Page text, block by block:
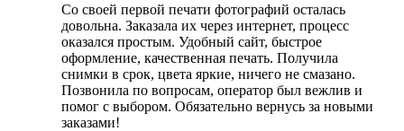
Со своей первой печати фотографий осталась
довольна. Заказала их через интернет, процесс
оказался простым. Удобный сайт, быстрое
оформление, качественная печать. Получила
снимки в срок, цвета яркие, ничего не смазано.
Позвонила по вопросам, оператор был вежлив и
помог с выбором. Обязательно вернусь за новыми
заказами!